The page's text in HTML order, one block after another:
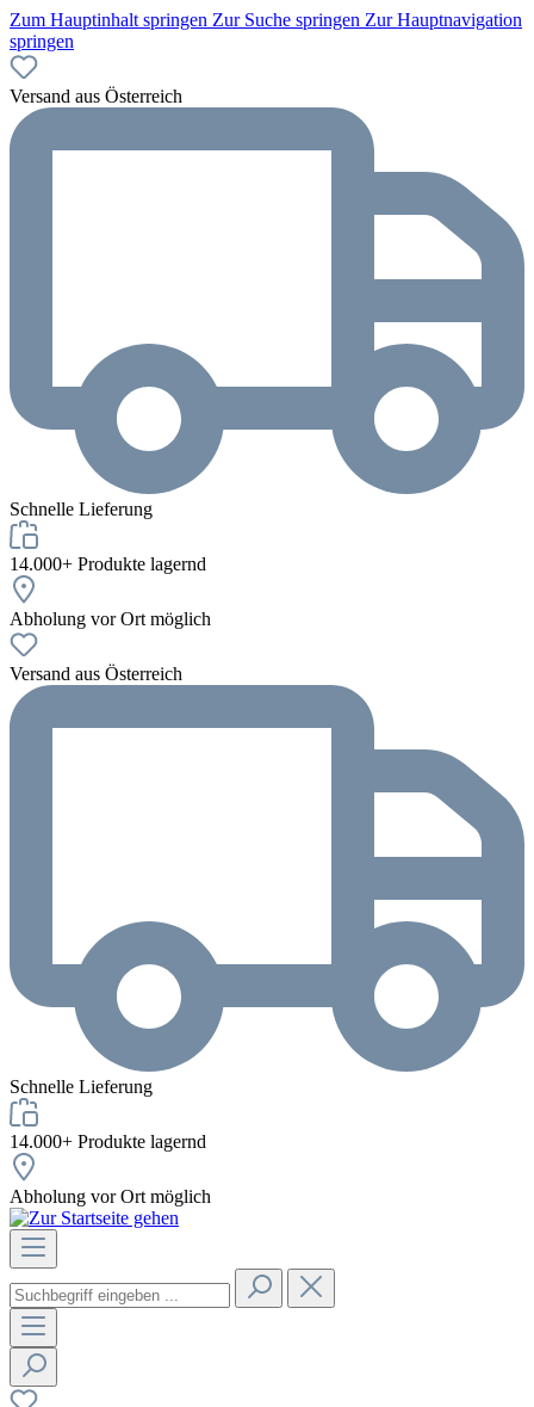
Zum Hauptinhalt springen Zur Suche springen Zur Hauptnavigation
springen
Versand aus Österreich
Schnelle Lieferung
14.000+ Produkte lagernd
Abholung vor Ort möglich
Versand aus Österreich
Schnelle Lieferung
14.000+ Produkte lagernd
Abholung vor Ort möglich